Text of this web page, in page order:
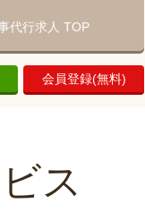
会員登録(無料)
代行求人 TOP
ス